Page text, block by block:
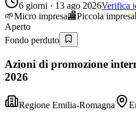
6 giorni · 13 ago 2026Verifica
🌱Micro impresa🏬Piccola impresa
Aperto
Fondo perduto
Azioni di promozione
2026
Regione Emilia-Romagna